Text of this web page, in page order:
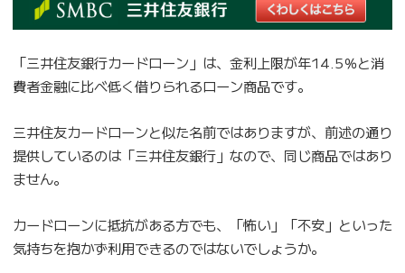
「三井住友銀行カードローン」は、金利上限が年14.5％と消
費者金融に比べ低く借りられるローン商品です。
三井住友カードローンと似た名前ではありますが、前述の通り
提供しているのは「三井住友銀行」なので、同じ商品ではあり
ません。
カードローンに抵抗がある方でも、「怖い」「不安」といった
気持ちを抱かず利用できるのではないでしょうか。